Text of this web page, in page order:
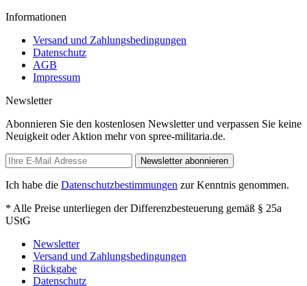
Informationen
Versand und Zahlungsbedingungen
Datenschutz
AGB
Impressum
Newsletter
Abonnieren Sie den kostenlosen Newsletter und verpassen Sie keine
Neuigkeit oder Aktion mehr von spree-militaria.de.
Newsletter abonnieren
Ich habe die Datenschutzbestimmungen zur Kenntnis genommen.
* Alle Preise unterliegen der Differenzbesteuerung gemäß § 25a
UStG
Newsletter
Versand und Zahlungsbedingungen
Rückgabe
Datenschutz